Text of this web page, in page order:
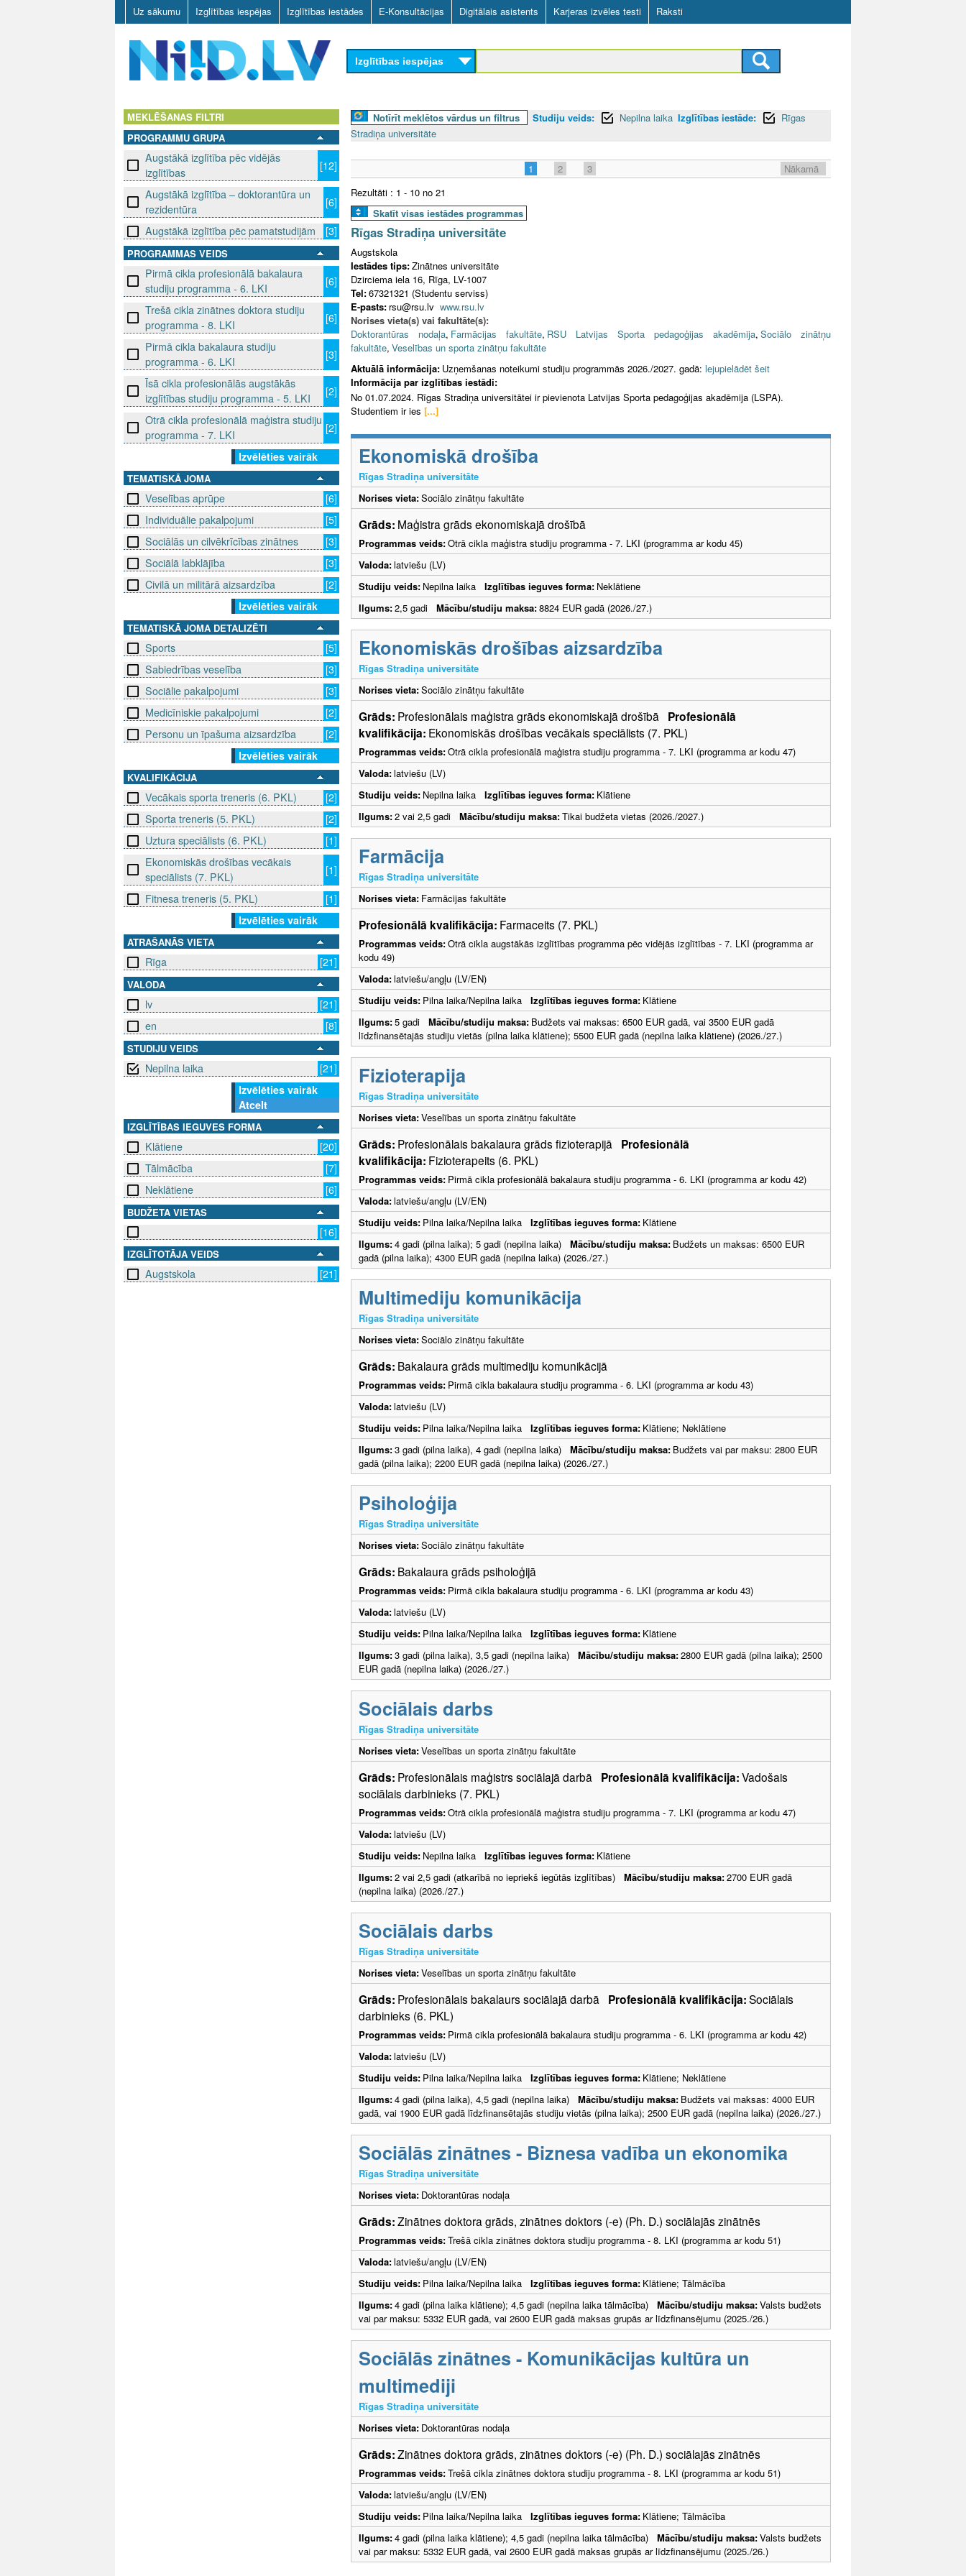
Skip
to
main
content
Uz sākumu Izglītības iespējas Izglītības iestādes E-Konsultācijas Digitālais asistents Karjeras izvēles testi Raksti
D
L
V
Izglītības iespējas
MEKLĒŠANAS FILTRI
PROGRAMMU GRUPA
Augstākā izglītība pēc vidējās
izglītības
[12]
Augstākā izglītība – doktorantūra un
rezidentūra
[6]
Augstākā izglītība pēc pamatstudijām
[3]
PROGRAMMAS VEIDS
Pirmā cikla profesionālā bakalaura
studiju programma - 6. LKI
[6]
Trešā cikla zinātnes doktora studiju
programma - 8. LKI
[6]
Pirmā cikla bakalaura studiju
programma - 6. LKI
[3]
Īsā cikla profesionālās augstākās
izglītības studiju programma - 5. LKI
[2]
Otrā cikla profesionālā maģistra studiju
programma - 7. LKI
[2]
Izvēlēties vairāk
TEMATISKĀ JOMA
Veselības aprūpe
[6]
Individuālie pakalpojumi
[5]
Sociālās un cilvēkrīcības zinātnes
[3]
Sociālā labklājība
[3]
Civilā un militārā aizsardzība
[2]
Izvēlēties vairāk
TEMATISKĀ JOMA DETALIZĒTI
Sports
[5]
Sabiedrības veselība
[3]
Sociālie pakalpojumi
[3]
Medicīniskie pakalpojumi
[2]
Personu un īpašuma aizsardzība
[2]
Izvēlēties vairāk
KVALIFIKĀCIJA
Vecākais sporta treneris (6. PKL)
[2]
Sporta treneris (5. PKL)
[2]
Uztura speciālists (6. PKL)
[1]
Ekonomiskās drošības vecākais
speciālists (7. PKL)
[1]
Fitnesa treneris (5. PKL)
[1]
Izvēlēties vairāk
ATRAŠANĀS VIETA
Rīga [21]
VALODA
lv
[21]
en
[8]
STUDIJU VEIDS
Nepilna laika
[21]
Izvēlēties vairāk
Atcelt
IZGLĪTĪBAS IEGUVES FORMA
Klātiene
[20]
Tālmācība
[7]
Neklātiene
[6]
BUDŽETA VIETAS
[16]
IZGLĪTOTĀJA VEIDS
Augstskola [21]
Notīrīt meklētos vārdus un filtrus Studiju veids: Nepilna laika Izglītības iestāde:
Rīgas
Stradiņa universitāte
1 2 3
Nākamā
Rezultāti : 1 - 10 no 21
Skatīt visas iestādes programmas
Rīgas Stradiņa universitāte
Augstskola
Iestādes tips:Zinātnes universitāte
Dzirciema iela 16, Rīga, LV-1007
Tel:67321321 (Studentu serviss)
E-pasts: rsu@rsu.lv www.rsu.lv
Norises vieta(s) vai fakultāte(s):
Doktorantūras nodaļa, Farmācijas fakultāte, RSU Latvijas Sporta pedagoģijas akadēmija, Sociālo zinātņu
fakultāte, Veselības un sporta zinātņu fakultāte
Aktuālā informācija: Uzņemšanas noteikumi studiju programmās 2026./2027. gadā: lejupielādēt šeit
Informācija par izglītības iestādi:
No 01.07.2024. Rīgas Stradiņa universitātei ir pievienota Latvijas Sporta pedagoģijas akadēmija (LSPA).
Studentiem ir ies [...]
Ekonomiskā drošība
Rīgas Stradiņa universitāte
Norises vieta:Sociālo zinātņu fakultāte
Grāds: Maģistra grāds ekonomiskajā drošībā
Programmas veids:Otrā cikla maģistra studiju programma - 7. LKI (programma ar kodu 45)
Valoda:latviešu (LV)
Studiju veids: Nepilna laika Izglītības ieguves forma: Neklātiene
Ilgums:2,5 gadi Mācību/studiju maksa:8824 EUR gadā (2026./27.)
Ekonomiskās drošības aizsardzība
Rīgas Stradiņa universitāte
Norises vieta:Sociālo zinātņu fakultāte
Grāds: Profesionālais maģistra grāds ekonomiskajā drošībā Profesionālā
kvalifikācija: Ekonomiskās drošības vecākais speciālists (7. PKL)
Programmas veids:Otrā cikla profesionālā maģistra studiju programma - 7. LKI (programma ar kodu 47)
Valoda:latviešu (LV)
Studiju veids: Nepilna laika Izglītības ieguves forma: Klātiene
Ilgums:2 vai 2,5 gadi Mācību/studiju maksa:Tikai budžeta vietas (2026./2027.)
Farmācija
Rīgas Stradiņa universitāte
Norises vieta: Farmācijas fakultāte
Profesionālā kvalifikācija: Farmaceits (7. PKL)
Programmas veids:Otrā cikla augstākās izglītības programma pēc vidējās izglītības - 7. LKI (programma ar
kodu 49)
Valoda:latviešu/angļu (LV/EN)
Studiju veids: Pilna laika/Nepilna laika Izglītības ieguves forma: Klātiene
Ilgums:5 gadi Mācību/studiju maksa: Budžets vai maksas: 6500 EUR gadā, vai 3500 EUR gadā
līdzfinansētajās studiju vietās (pilna laika klātiene); 5500 EUR gadā (nepilna laika klātiene) (2026./27.)
Fizioterapija
Rīgas Stradiņa universitāte
Norises vieta:Veselības un sporta zinātņu fakultāte
Grāds: Profesionālais bakalaura grāds fizioterapijā Profesionālā
kvalifikācija: Fizioterapeits (6. PKL)
Programmas veids: Pirmā cikla profesionālā bakalaura studiju programma - 6. LKI (programma ar kodu 42)
Valoda:latviešu/angļu (LV/EN)
Studiju veids: Pilna laika/Nepilna laika Izglītības ieguves forma: Klātiene
Ilgums:4 gadi (pilna laika); 5 gadi (nepilna laika) Mācību/studiju maksa: Budžets un maksas: 6500 EUR
gadā (pilna laika); 4300 EUR gadā (nepilna laika) (2026./27.)
Multimediju komunikācija
Rīgas Stradiņa universitāte
Norises vieta:Sociālo zinātņu fakultāte
Grāds: Bakalaura grāds multimediju komunikācijā
Programmas veids: Pirmā cikla bakalaura studiju programma - 6. LKI (programma ar kodu 43)
Valoda:latviešu (LV)
Studiju veids: Pilna laika/Nepilna laika Izglītības ieguves forma: Klātiene; Neklātiene
Ilgums:3 gadi (pilna laika), 4 gadi (nepilna laika) Mācību/studiju maksa: Budžets vai par maksu: 2800 EUR
gadā (pilna laika); 2200 EUR gadā (nepilna laika) (2026./27.)
Psiholoģija
Rīgas Stradiņa universitāte
Norises vieta:Sociālo zinātņu fakultāte
Grāds: Bakalaura grāds psiholoģijā
Programmas veids: Pirmā cikla bakalaura studiju programma - 6. LKI (programma ar kodu 43)
Valoda:latviešu (LV)
Studiju veids: Pilna laika/Nepilna laika Izglītības ieguves forma: Klātiene
Ilgums:3 gadi (pilna laika), 3,5 gadi (nepilna laika) Mācību/studiju maksa:2800 EUR gadā (pilna laika); 2500
EUR gadā (nepilna laika) (2026./27.)
Sociālais darbs
Rīgas Stradiņa universitāte
Norises vieta:Veselības un sporta zinātņu fakultāte
Grāds: Profesionālais maģistrs sociālajā darbā Profesionālā kvalifikācija:Vadošais
sociālais darbinieks (7. PKL)
Programmas veids:Otrā cikla profesionālā maģistra studiju programma - 7. LKI (programma ar kodu 47)
Valoda:latviešu (LV)
Studiju veids: Nepilna laika Izglītības ieguves forma: Klātiene
Ilgums:2 vai 2,5 gadi (atkarībā no iepriekš iegūtās izglītības) Mācību/studiju maksa:2700 EUR gadā
(nepilna laika) (2026./27.)
Sociālais darbs
Rīgas Stradiņa universitāte
Norises vieta:Veselības un sporta zinātņu fakultāte
Grāds: Profesionālais bakalaurs sociālajā darbā Profesionālā kvalifikācija:Sociālais
darbinieks (6. PKL)
Programmas veids: Pirmā cikla profesionālā bakalaura studiju programma - 6. LKI (programma ar kodu 42)
Valoda:latviešu (LV)
Studiju veids: Pilna laika/Nepilna laika Izglītības ieguves forma: Klātiene; Neklātiene
Ilgums:4 gadi (pilna laika), 4,5 gadi (nepilna laika) Mācību/studiju maksa: Budžets vai maksas: 4000 EUR
gadā, vai 1900 EUR gadā līdzfinansētajās studiju vietās (pilna laika); 2500 EUR gadā (nepilna laika) (2026./27.)
Sociālās zinātnes - Biznesa vadība un ekonomika
Rīgas Stradiņa universitāte
Norises vieta: Doktorantūras nodaļa
Grāds:Zinātnes doktora grāds, zinātnes doktors (-e) (Ph. D.) sociālajās zinātnēs
Programmas veids:Trešā cikla zinātnes doktora studiju programma - 8. LKI (programma ar kodu 51)
Valoda:latviešu/angļu (LV/EN)
Studiju veids: Pilna laika/Nepilna laika Izglītības ieguves forma: Klātiene; Tālmācība
Ilgums:4 gadi (pilna laika klātiene); 4,5 gadi (nepilna laika tālmācība) Mācību/studiju maksa:Valsts budžets
vai par maksu: 5332 EUR gadā, vai 2600 EUR gadā maksas grupās ar līdzfinansējumu (2025./26.)
Sociālās zinātnes - Komunikācijas kultūra un
multimediji
Rīgas Stradiņa universitāte
Norises vieta: Doktorantūras nodaļa
Grāds:Zinātnes doktora grāds, zinātnes doktors (-e) (Ph. D.) sociālajās zinātnēs
Programmas veids:Trešā cikla zinātnes doktora studiju programma - 8. LKI (programma ar kodu 51)
Valoda:latviešu/angļu (LV/EN)
Studiju veids: Pilna laika/Nepilna laika Izglītības ieguves forma: Klātiene; Tālmācība
Ilgums:4 gadi (pilna laika klātiene); 4,5 gadi (nepilna laika tālmācība) Mācību/studiju maksa:Valsts budžets
vai par maksu: 5332 EUR gadā, vai 2600 EUR gadā maksas grupās ar līdzfinansējumu (2025./26.)